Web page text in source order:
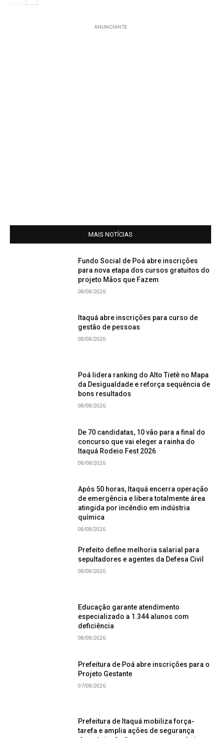
ANUNCIANTE
MAIS NOTÍCIAS
Fundo Social de Poá abre inscrições
para nova etapa dos cursos gratuitos do
projeto Mãos que Fazem
08/08/2026
Itaquá abre inscrições para curso de
gestão de pessoas
08/08/2026
Poá lidera ranking do Alto Tietê no Mapa
da Desigualdade e reforça sequência de
bons resultados
08/08/2026
De 70 candidatas, 10 vão para a final do
concurso que vai eleger a rainha do
Itaquá Rodeio Fest 2026
08/08/2026
Após 50 horas, Itaquá encerra operação
de emergência e libera totalmente área
atingida por incêndio em indústria
química
08/08/2026
Prefeito define melhoria salarial para
sepultadores e agentes da Defesa Civil
08/08/2026
Educação garante atendimento
especializado a 1.344 alunos com
deficiência
08/08/2026
Prefeitura de Poá abre inscrições para o
Projeto Gestante
07/08/2026
Prefeitura de Itaquá mobiliza força-
tarefa e amplia ações de segurança